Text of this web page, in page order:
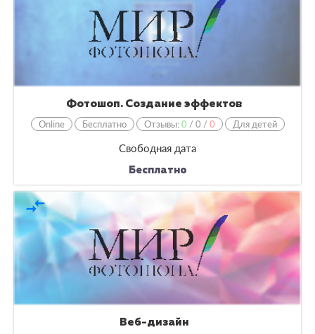
Фотошоп. Создание эффектов
Online
Бесплатно Отзывы:0 /0 /0 Для детей
Свободная дата
Бесплатно
compare_arrows
Веб-дизайн